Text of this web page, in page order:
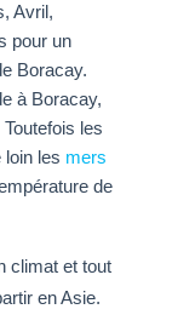
Avril,
pour un
Boracay.
à Boracay,
les
loin les mers
de
climat et tout
en Asie.